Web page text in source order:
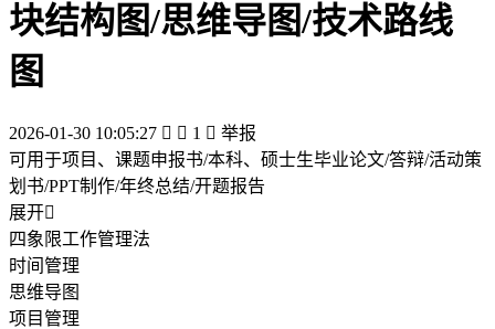
块结构图/思维导图/技术路线
图
2026-01-30 10:05:27   1  举报
可用于项目、课题申报书/本科、硕士生毕业论文/答辩/活动策
划书/PPT制作/年终总结/开题报告
展开
四象限工作管理法
时间管理
思维导图
项目管理